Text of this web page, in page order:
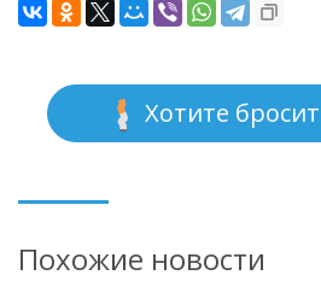
Хотите
Похожие новости